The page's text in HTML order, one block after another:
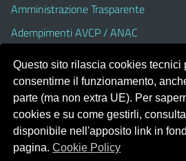
Amministrazione Trasparente
Adempimenti AVCP / ANAC
Accesso Civico
Dichiarazione di accessibilità
Portale realizzato con la piattaforma
Questo sito rilascia cookies tecnici
consentirne il funzionamento,
parte (ma non extra UE). Per
cookies e su come gestirli,
disponibile nell'apposito link in
pagina.Cookie Policy